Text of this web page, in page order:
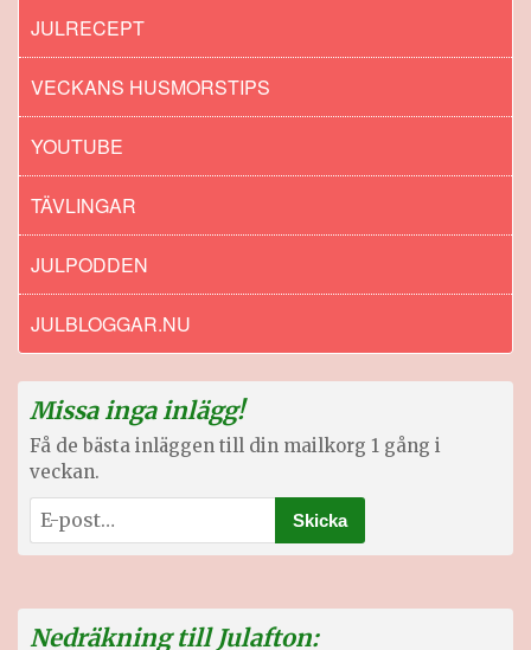
JULRECEPT
VECKANS HUSMORSTIPS
YOUTUBE
TÄVLINGAR
JULPODDEN
JULBLOGGAR.NU
Missa inga inlägg!
Få de bästa inläggen till din mailkorg 1 gång i
veckan.
Nedräkning till Julafton: